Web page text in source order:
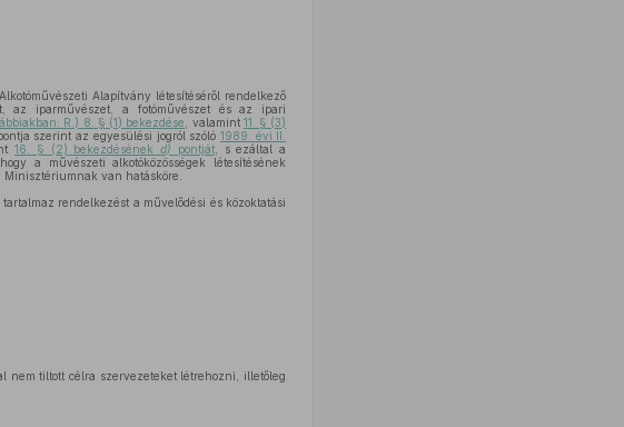
Alapítvány létesítéséről rendelkező
az iparművészet, a fotóművészet és az ipari
R.) 8. § (1) bekezdése , valamint 11. § (3)
szerint az egyesülési jogról szóló 1989. évi II.
16. § (2) bekezdésénekd) pontját, s ezáltal a
a művészeti alkotóközösségek létesítésének
van hatásköre.
tartalmaz rendelkezést a művelődési és közoktatási
nem tiltott célra szervezeteket létrehozni, illetőleg